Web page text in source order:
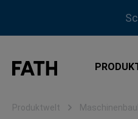
Zur Hauptnavigation
Produktwelt